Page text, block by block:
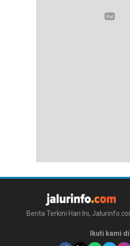
Berita Terkini Hari Ini,
Ikuti kami di